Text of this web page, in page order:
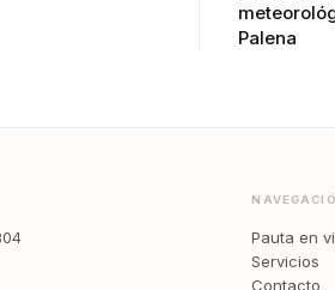
Palena
Pauta en
Servicios
Contacto